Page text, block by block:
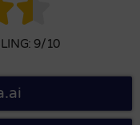

9/10